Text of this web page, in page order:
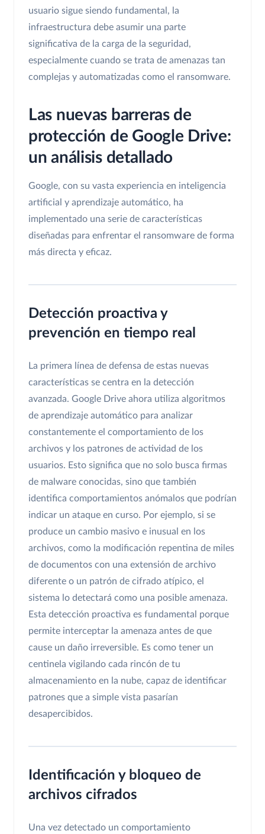
usuario sigue siendo fundamental, la
infraestructura debe asumir una parte
significativa de la carga de la seguridad,
especialmente cuando se trata de amenazas tan
complejas y automatizadas como el ransomware.
Las nuevas barreras de
protección de Google Drive:
un análisis detallado
Google, con su vasta experiencia en inteligencia
artificial y aprendizaje automático, ha
implementado una serie de características
diseñadas para enfrentar el ransomware de forma
más directa y eficaz.
Detección proactiva y
prevención en tiempo real
La primera línea de defensa de estas nuevas
características se centra en la detección
avanzada. Google Drive ahora utiliza algoritmos
de aprendizaje automático para analizar
constantemente el comportamiento de los
archivos y los patrones de actividad de los
usuarios. Esto significa que no solo busca firmas
de malware conocidas, sino que también
identifica comportamientos anómalos que podrían
indicar un ataque en curso. Por ejemplo, si se
produce un cambio masivo e inusual en los
archivos, como la modificación repentina de miles
de documentos con una extensión de archivo
diferente o un patrón de cifrado atípico, el
sistema lo detectará como una posible amenaza.
Esta detección proactiva es fundamental porque
permite interceptar la amenaza antes de que
cause un daño irreversible. Es como tener un
centinela vigilando cada rincón de tu
almacenamiento en la nube, capaz de identificar
patrones que a simple vista pasarían
desapercibidos.
Identificación y bloqueo de
archivos cifrados
Una vez detectado un comportamiento